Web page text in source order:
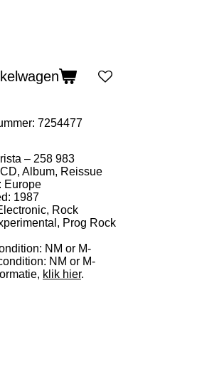
7254477
– 258 983
Album, Reissue
Europe
1987
Rock
Prog Rock
NM or M-
NM or M-
klik hier.